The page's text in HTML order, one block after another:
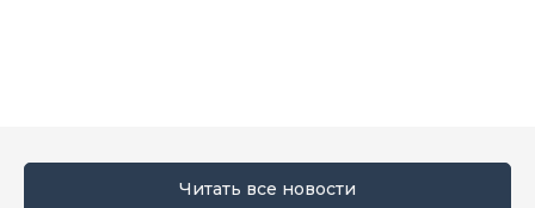
Читать все новости